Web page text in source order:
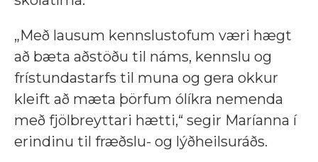
„Með lausum kennslustofum væri hægt
að bæta aðstöðu til náms, kennslu og
frístundastarfs til muna og gera okkur
kleift að mæta þörfum ólíkra nemenda
með fjölbreyttari hætti,“ segir Maríanna í
erindinu til fræðslu- og lýðheilsuráðs.